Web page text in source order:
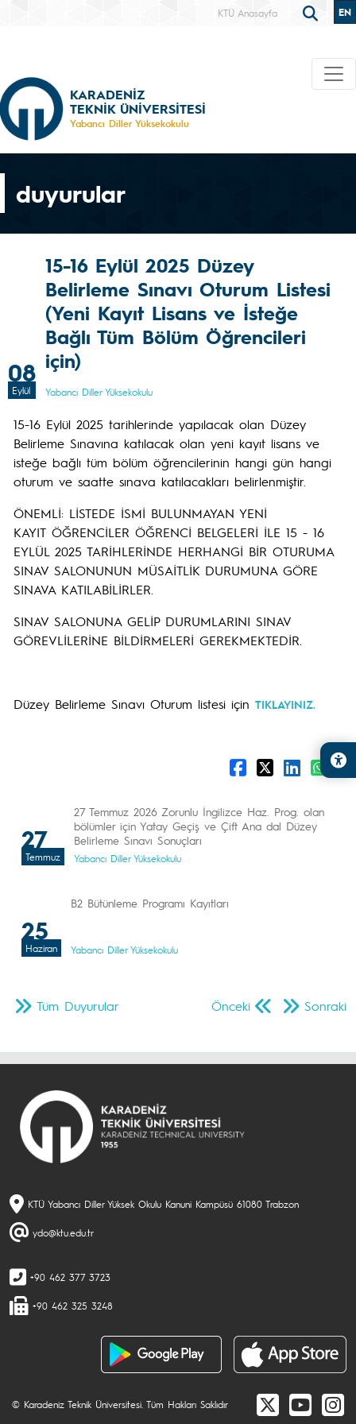
KTÜ Anasayfa EN
KARADENİZ
TEKNİK ÜNİVERSİTESİ
Yabancı Diller Yüksekokulu
duyurular
08
Eylül
15-16 Eylül 2025 Düzey
Belirleme Sınavı Oturum Listesi
(Yeni Kayıt Lisans ve İsteğe
Bağlı Tüm Bölüm Öğrencileri
için)
Yabancı Diller Yüksekokulu
15-16 Eylül 2025 tarihlerinde yapılacak olan Düzey
Belirleme Sınavına katılacak olan yeni kayıt lisans ve
isteğe bağlı tüm bölüm öğrencilerinin hangi gün hangi
oturum ve saatte sınava katılacakları belirlenmiştir.
ÖNEMLİ: LİSTEDE İSMİ BULUNMAYAN YENİ
KAYIT ÖĞRENCİLER ÖĞRENCİ BELGELERİ İLE 15 - 16
EYLÜL 2025 TARİHLERİNDE HERHANGİ BİR OTURUMA
SINAV SALONUNUN MÜSAİTLİK DURUMUNA GÖRE
SINAVA KATILABİLİRLER.
SINAV SALONUNA GELİP DURUMLARINI SINAV
GÖREVLİLERİNE BİLDİRMELERİ GEREKMEKTEDİR.
Düzey Belirleme Sınavı Oturum listesi için TIKLAYINIZ.
27
Temmuz
27 Temmuz 2026 Zorunlu İngilizce Haz. Prog. olan
bölümler için Yatay Geçiş ve Çift Ana dal Düzey
Belirleme Sınavı Sonuçları
Yabancı Diller Yüksekokulu
25
Haziran
B2 Bütünleme Programı Kayıtları
Yabancı Diller Yüksekokulu
Önceki Sonraki
Tüm Duyurular
KTÜ Yabancı Diller Yüksek Okulu Kanuni Kampüsü 61080 Trabzon
ydo@ktu.edu.tr
+90 462 377 3723
+90 462 325 3248
© Karadeniz Teknik Üniversitesi. Tüm Hakları Saklıdır